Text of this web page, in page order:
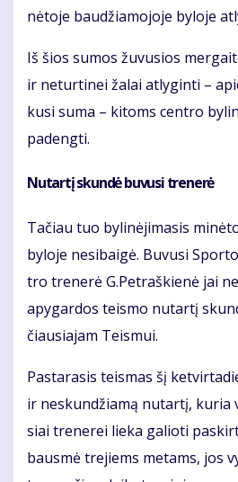
nė­to­je bau­džia­mo­jo­je by­lo­je
Iš šios su­mos žu­vu­sios
ir ne­tur­ti­nei ža­lai at­ly­gin­ti –
ku­si su­ma – ki­toms cen­tro
pa­deng­ti.
Nu­tar­tį skun­dė bu­vu­si tre­ne­rė
Ta­čiau tuo by­li­nė­ji­ma­sis
by­lo­je ne­si­bai­gė. Bu­vu­si
tro tre­ne­rė G.Pet­raš­kie­nė jai
apy­gar­dos teis­mo nu­tar­tį
čiau­sia­jam Teis­mui.
Pas­ta­ra­sis teis­mas šį
ir ne­skun­džia­mą nu­tar­tį,
siai tre­ne­rei lie­ka ga­lio­ti
baus­mė tre­jiems me­tams, jos